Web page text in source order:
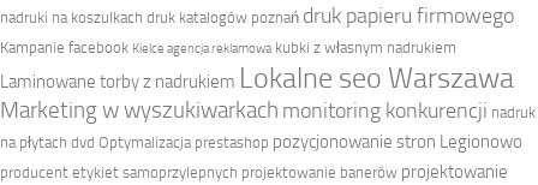
nadruki na koszulkach druk katalogów poznań druk papieru firmowego
Kampanie facebook Kielce agencja reklamowa kubki z własnym nadrukiem
Laminowane torby z nadrukiem Lokalne seo Warszawa
Marketing w wyszukiwarkach monitoring konkurencji nadruk
na płytach dvd Optymalizacja prestashop pozycjonowanie stron Legionowo
producent etykiet samoprzylepnych projektowanie banerów projektowanie